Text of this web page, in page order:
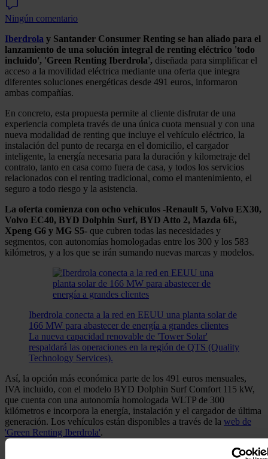
Ningún comentario
Iberdrola y Santander Consumer Renting se han aliado para el
lanzamiento de una solución integral de renting eléctrico 'todo
incluido', 'Green Renting Iberdrola', diseñada para simplificar el
acceso a la movilidad eléctrica mediante una oferta que integra
diferentes soluciones energéticas desde 491 euros, informaron
ambas compañías.
En concreto, esta propuesta permite al cliente disfrutar de una
experiencia completa través de una única cuota mensual y con una
nueva modalidad de renting que incluye el vehículo eléctrico, la
instalación del punto de recarga en el domicilio, el cargador
inteligente, la energía necesaria para la duración y kilometraje del
contrato, tanto en casa como fuera de casa, y todos los servicios
relacionados con el renting tradicional, como el mantenimiento, el
seguro a todo riesgo y la asistencia.
La oferta comienza con ocho vehículos -Renault 5, Volvo EX30,
Volvo EC40, BYD Dolphin Surf, BYD Atto 2, Mazda 6E,
Xpeng G6 y MG S5- que cubren todas las necesidades y
segmentos, con autonomías homologadas entre los 300 y los 583
kilómetros, y a los que se irán sumando nuevas marcas y modelos.
Iberdrola conecta a la red en EEUU una planta solar de
166 MW para abastecer de energía a grandes clientes
La nueva capacidad renovable de 'Tower Solar'
respaldará las operaciones en la región de QTS (Quality
Technology Services).
Así, la opción más económica parte de los 491 euros mensuales,
IVA incluido, con el modelo BYD Dolphin Surf Comfort 115 kW,
que cuenta con una autonomía homologada WLTP de 300
kilómetros e incorpora la energía, instalación y el cargador de última
generación. Los vehículos están disponibles a través de la web de
'Green Renting Iberdrola'.
Con este lanzamiento, ambas compañías indicaron que "impulsan un